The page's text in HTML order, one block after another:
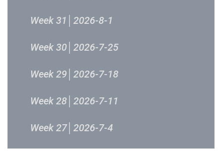
Week 31│2026-8-1
Week 30│2026-7-25
Week 29│2026-7-18
Week 28│2026-7-11
Week 27│2026-7-4